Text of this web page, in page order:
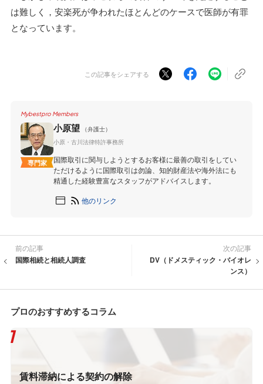
は難しく，安楽死が争われたほとんどのケースで医師が有罪
となっています。
この記事をシェアする
Mybestpro Members
専門家
小原望
（弁護士）
小原・古川法律特許事務所
国際取引に関与しようとするお客様に最善の取引をしてい
ただけるように国際取引は勿論、知的財産法や海外法にも
精通した経験豊富なスタッフがアドバイスします。
他のリンク
前の記事
国際相続と相続人調査
次の記事
DV（ドメスティック・バイオレ
ンス）
プロのおすすめするコラム
賃料滞納による契約の解除